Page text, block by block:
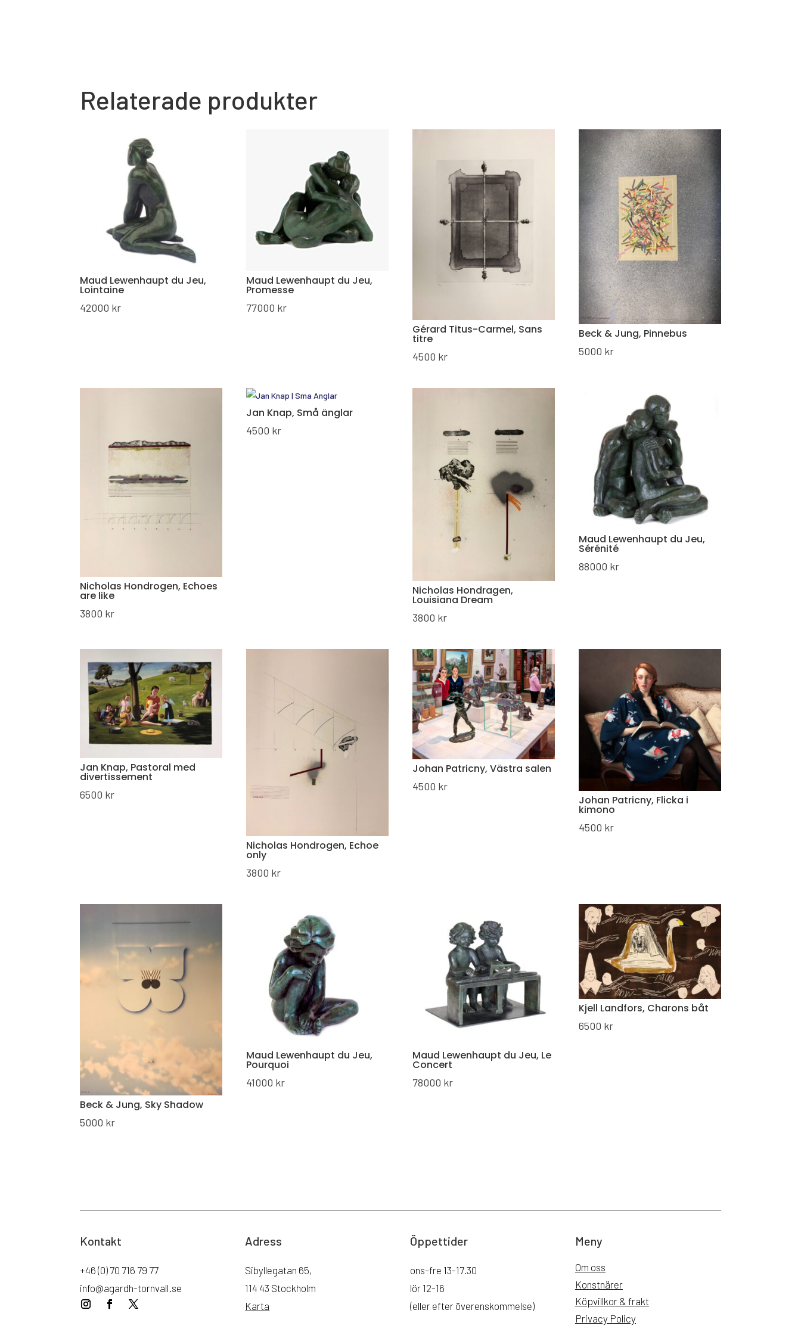
Relaterade produkter
Maud Lewenhaupt du Jeu,
Lointaine
42000 kr
Maud Lewenhaupt du Jeu,
Promesse
77000 kr
Gérard Titus-Carmel, Sans
titre
4500 kr
Beck & Jung, Pinnebus
5000 kr
Nicholas Hondrogen, Echoes
are like
3800 kr
Jan Knap, Små änglar
4500 kr
Nicholas Hondragen,
Louisiana Dream
3800 kr
Maud Lewenhaupt du Jeu,
Sérénité
88000 kr
Jan Knap, Pastoral med
divertissement
6500 kr
Nicholas Hondrogen, Echoe
only
3800 kr
Johan Patricny, Västra salen
4500 kr
Johan Patricny, Flicka i
kimono
4500 kr
Beck & Jung, Sky Shadow
5000 kr
Maud Lewenhaupt du Jeu,
Pourquoi
41000 kr
Maud Lewenhaupt du Jeu, Le
Concert
78000 kr
Kjell Landfors, Charons båt
6500 kr
Kontakt
+46 (0) 70 716 79 77
info@agardh-tornvall.se
Adress
Sibyllegatan 65,
114 43 Stockholm
Karta
Öppettider
ons-fre 13-17.30
lör 12-16
(eller efter överenskommelse)
Meny
Om oss
Konstnärer
Köpvillkor & frakt
Privacy Policy